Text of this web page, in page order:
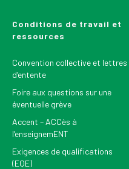
Conditions de travail et
ressources
Convention collective et lettres
d’entente
Foire aux questions sur une
éventuelle grève
Accent – ACCès à
l’enseignemENT
Exigences de qualifications
(EQE)